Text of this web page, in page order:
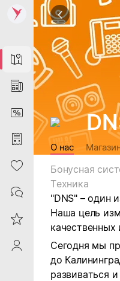
Map
News
DiscountCard
Purchases
Heart
Contacts
Reviews
ProfileSaby
О нас
Бонусная
Техника
"DNS" – один
Наша цель
Сегодня мы
до
развиваться